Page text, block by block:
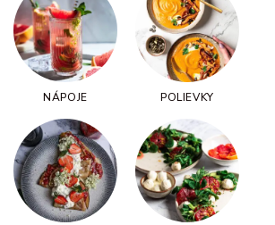
NÁPOJE POLIEVKY